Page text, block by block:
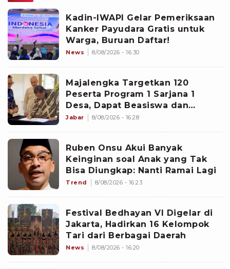
Kadin-IWAPI Gelar Pemeriksaan
Kanker Payudara Gratis untuk
Warga, Buruan Daftar!
News 8/08/2026 - 16:30
Majalengka Targetkan 120
Peserta Program 1 Sarjana 1
Desa, Dapat Beasiswa dan
Kesempatan Magang di Jepang
Jabar 8/08/2026 - 16:28
Ruben Onsu Akui Banyak
Keinginan soal Anak yang Tak
Bisa Diungkap: Nanti Ramai Lagi
Trend 8/08/2026 - 16:23
Festival Bedhayan VI Digelar di
Jakarta, Hadirkan 16 Kelompok
Tari dari Berbagai Daerah
News 8/08/2026 - 16:20